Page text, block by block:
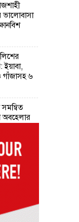
ভালোবাসা
ইয়াবা,
গাঁজাসহ ৬
অবহেলার
সমাপনী
সিটি
উঠতে
রেলকর্মীর